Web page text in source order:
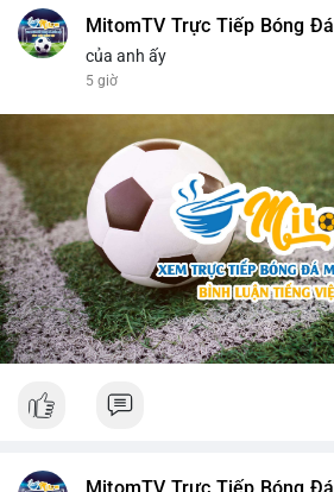
MitomTV Trực Tiếp Bóng Đá
của anh ấy
5 giờ